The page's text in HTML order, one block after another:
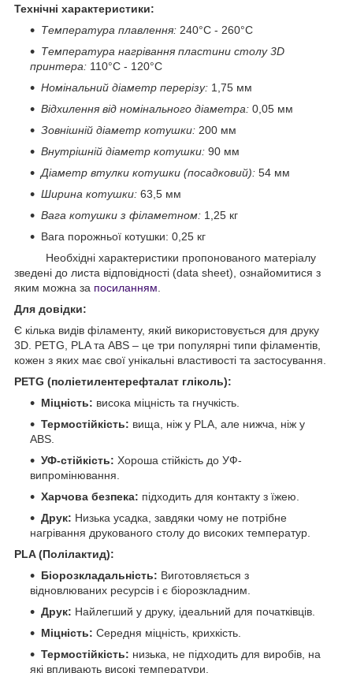
Технічні характеристики:
Температура плавлення: 240°С - 260°С
Температура нагрівання пластини столу 3D
принтера: 110°С - 120°С
Номінальний діаметр перерізу: 1,75 мм
Відхилення від номінального діаметра: 0,05 мм
Зовнішній діаметр котушки: 200 мм
Внутрішній діаметр котушки: 90 мм
Діаметр втулки котушки (посадковий): 54 мм
Ширина котушки: 63,5 мм
Вага котушки з філаметном: 1,25 кг
Вага порожньої котушки: 0,25 кг
Необхідні характеристики пропонованого матеріалу
зведені до листа відповідності (data sheet), ознайомитися з
яким можна за посиланням
Для довідки:
Є кілька видів філаменту, який використовується для друку
3D. PETG, PLA та ABS – це три популярні типи філаментів,
кожен з яких має свої унікальні властивості та застосування.
PETG (поліетилентерефталат гліколь):
Міцність: висока міцність та гнучкість.
Термостійкість: вища, ніж у PLA, але нижча, ніж у
ABS.
УФ-стійкість: Хороша стійкість до УФ-
випромінювання.
Харчова безпека: підходить для контакту з їжею.
Друк: Низька усадка, завдяки чому не потрібне
нагрівання друкованого столу до високих температур.
PLA (Полілактид):
Біорозкладальність: Виготовляється з
відновлюваних ресурсів і є біорозкладним.
Друк: Найлегший у друку, ідеальний для початківців.
Міцність: Середня міцність, крихкість.
Термостійкість: низька, не підходить для виробів, на
які впливають високі температури.